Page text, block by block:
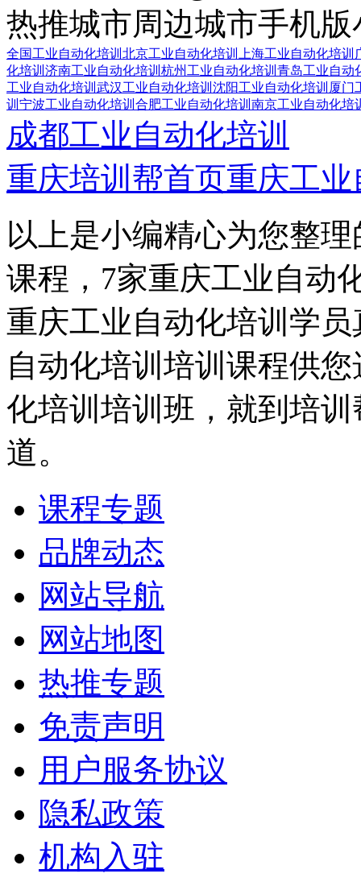
热推城市周边城市手机版
全国工业自动化培训 北京工业自动化培训 上海工业自动化培训
化培训 济南工业自动化培训 杭州工业自动化培训 青岛工业自动
工业自动化培训 武汉工业自动化培训 沈阳工业自动化培训 厦门
训 宁波工业自动化培训 合肥工业自动化培训 南京工业自动化培
成都工业自动化培训
重庆培训帮首页重庆工
以上是小编精心为您整
课程，7家重庆工业自动
重庆工业自动化培训学
自动化培训培训课程供
化培训培训班，就到培
道。
课程专题
品牌动态
网站导航
网站地图
热推专题
免责声明
用户服务协议
隐私政策
机构入驻